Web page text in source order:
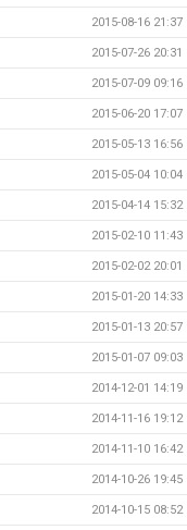
2015-08-16 21:37
2015-07-26 20:31
2015-07-09 09:16
2015-06-20 17:07
2015-05-13 16:56
2015-05-04 10:04
2015-04-14 15:32
2015-02-10 11:43
2015-02-02 20:01
2015-01-20 14:33
2015-01-13 20:57
2015-01-07 09:03
2014-12-01 14:19
2014-11-16 19:12
2014-11-10 16:42
2014-10-26 19:45
2014-10-15 08:52